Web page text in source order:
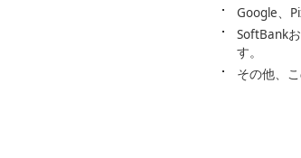
Google、
SoftBank
す。
その他、